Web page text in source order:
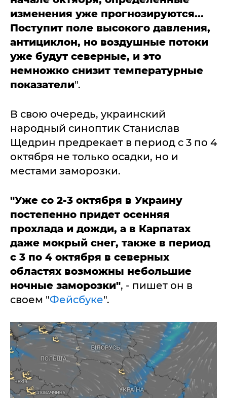
изменения уже прогнозируются...
Поступит поле высокого давления,
антициклон, но воздушные потоки
уже будут северные, и это
немножко снизит температурные
показатели".
В свою очередь, украинский
народный синоптик Станислав
Щедрин предрекает в период с 3 по 4
октября не только осадки, но и
местами заморозки.
"Уже со 2-3 октября в Украину
постепенно придет осенняя
прохлада и дожди, а в Карпатах
даже мокрый снег, также в период
с 3 по 4 октября в северных
областях возможны небольшие
ночные заморозки", - пишет он в
своем "Фейсбуке".